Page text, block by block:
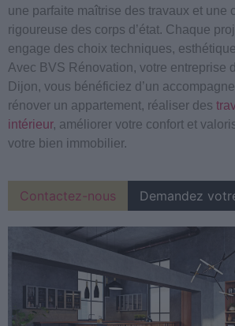
une parfaite maîtrise des travaux et une
rigoureuse des corps d’état. Chaque
engage des choix techniques,
Avec BVS Rénovation, votre entreprise
Dijon, vous bénéficiez d’un
rénover un appartement, réaliser des
intérieur, améliorer votre confort et
votre bien immobilier.
Contactez-nous Demandez